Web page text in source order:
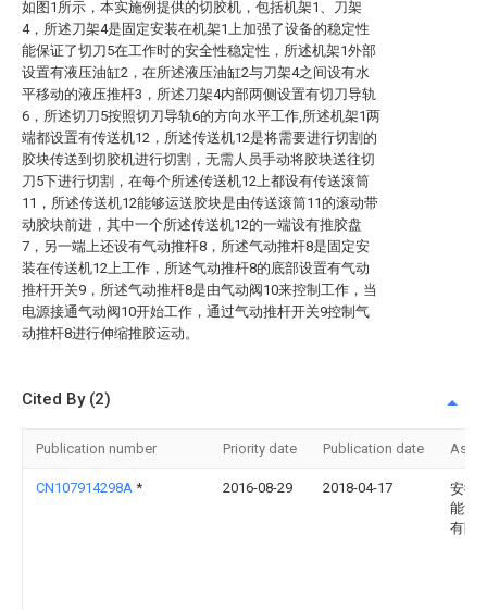
如图1所示，本实施例提供的切胶机，包括机架1、刀架
4，所述刀架4是固定安装在机架1上加强了设备的稳定性
能保证了切刀5在工作时的安全性稳定性，所述机架1外部
设置有液压油缸2，在所述液压油缸2与刀架4之间设有水
平移动的液压推杆3，所述刀架4内部两侧设置有切刀导轨
6，所述切刀5按照切刀导轨6的方向水平工作,所述机架1两
端都设置有传送机12，所述传送机12是将需要进行切割的
胶块传送到切胶机进行切割，无需人员手动将胶块送往切
刀5下进行切割，在每个所述传送机12上都设有传送滚筒
11，所述传送机12能够运送胶块是由传送滚筒11的滚动带
动胶块前进，其中一个所述传送机12的一端设有推胶盘
7，另一端上还设有气动推杆8，所述气动推杆8是固定安
装在传送机12上工作，所述气动推杆8的底部设置有气动
推杆开关9，所述气动推杆8是由气动阀10来控制工作，当
电源接通气动阀10开始工作，通过气动推杆开关9控制气
动推杆8进行伸缩推胶运动。
Cited By (2)
Publication number Priority date Publication date
CN107914298A * 2016-08-29 2018-04-17
安徽
能源
有限